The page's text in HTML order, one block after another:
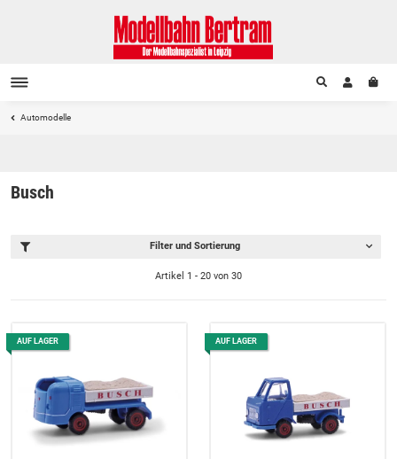
Automodelle
Busch
Filter und Sortierung
Artikel 1 - 20 von 30
AUF LAGER AUF LAGER